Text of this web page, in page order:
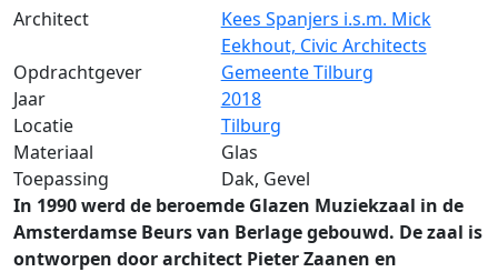
Architect
Kees Spanjers i.s.m. Mick
Eekhout, Civic Architects
Opdrachtgever
Gemeente Tilburg
Jaar
2018
Locatie
Tilburg
Materiaal
Glas
Toepassing
Dak, Gevel
In 1990 werd de beroemde Glazen Muziekzaal in de
Amsterdamse Beurs van Berlage gebouwd. De zaal is
ontworpen door architect Pieter Zaanen en